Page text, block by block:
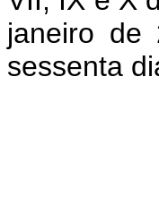
janeiro de
sessenta